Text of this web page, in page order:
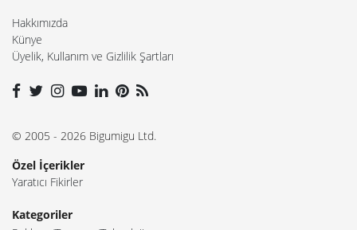
Hakkımızda
Künye
Üyelik, Kullanım ve Gizlilik Şartları
© 2005 - 2026 Bigumigu Ltd.
Özel İçerikler
Yaratıcı Fikirler
Kategoriler